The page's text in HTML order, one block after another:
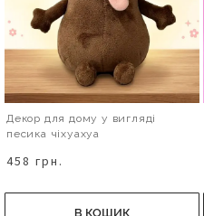
Декор для дому у вигляді
песика чіхуахуа
458 грн.
В КОШИК